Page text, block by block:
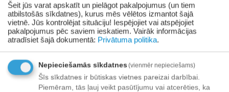
€1589
(Ieskaitot PVN)
Prece pieejama: 08/08/2026
+
− Grozā
Šeit jūs varat apskatīt un pielāgot pakalpojumus (un tiem
atbilstošās sīkdatnes), kurus mēs vēlētos izmantot šajā
vietnē. Jūs kontrolējat situāciju! Iespējojiet vai atspējojiet
pakalpojumus pēc saviem ieskatiem. Vairāk informācijas
atradīsiet šajā dokumentā: Privātuma politika.
Nepieciešamās sīkdatnes (vienmēr nepieciešams)
Šīs sīkdatnes ir būtiskas vietnes pareizai darbībai.
Piemēram, tās ļauj veikt pasūtījumu vai atcerēties, ka